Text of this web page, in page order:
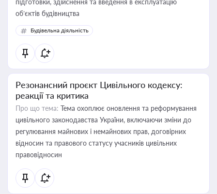
підготовки, здійснення та введення в експлуатацію
об’єктів будівництва
Будівельна діяльність
Резонансний проєкт Цивільного кодексу:
реакції та критика
Про що тема: Тема охоплює оновлення та реформування
цивільного законодавства України, включаючи зміни до
регулювання майнових і немайнових прав, договірних
відносин та правового статусу учасників цивільних
правовідносин